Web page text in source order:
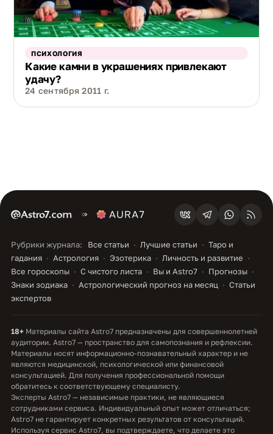
ПСИХОЛОГИЯ
Какие камни в украшениях привлекают
удачу?
24 сентября 2011 г.
Рубрики журнала: Все статьи Лучшие статьи
Таро и
гадания
Астрология Эзотерика
Личность и развитие
Все гороскопы
С чистого листа Вы и Astro7
Прогнозы
Знаки зодиака
Астрологический прогноз на месяц
Статьи
экспертов
18+ Материалы сайта Astro7 предназначены для совершеннолетней
аудитории. Astro7 — пространство для самопознания и рефлексии.
Материалы носят информационно-познавательный характер и не
являются медицинской, психологической или финансовой
консультацией. Для получения профессиональной помощи
обратитесь к соответствующему специалисту.
Эксперты Astro7 — независимые практики, не являющиеся
сотрудниками сервиса. Индивидуальный опыт может отличаться;
Astro7 не гарантирует конкретных результатов от консультаций.
Используя сервис Astro7, вы подтверждаете, что делаете это